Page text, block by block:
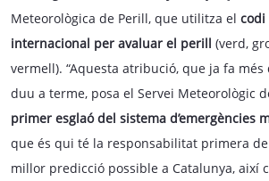
Meteorològica de Perill, que utilitza el codi
internacional per avaluar el perill (verd,
vermell). “Aquesta atribució, que ja fa més
duu a terme, posa el Servei Meteorològic
primer esglaó del sistema d’emergències
que és qui té la responsabilitat primera
millor predicció possible a Catalunya, així